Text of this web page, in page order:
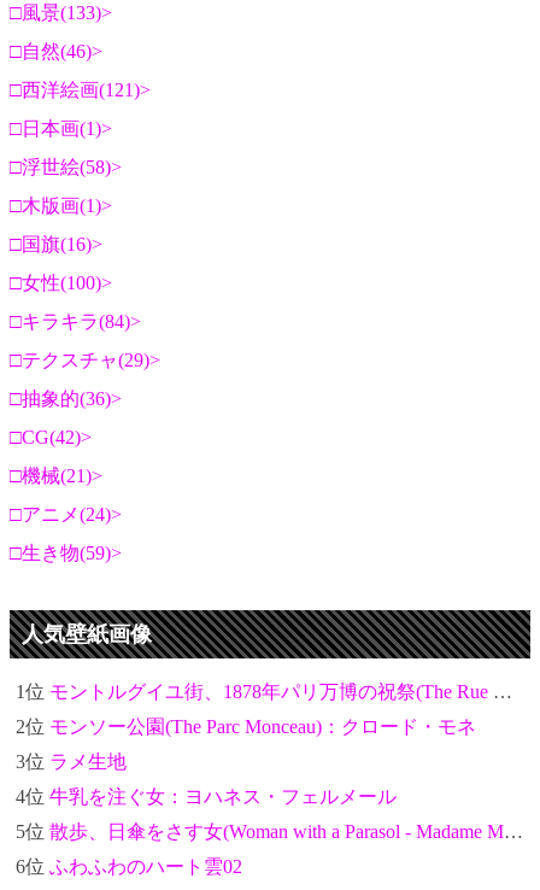
風景(133)
自然(46)
西洋絵画(121)
日本画(1)
浮世絵(58)
木版画(1)
国旗(16)
女性(100)
キラキラ(84)
テクスチャ(29)
抽象的(36)
CG(42)
機械(21)
アニメ(24)
生き物(59)
人気壁紙画像
1位 モントルグイユ街、1878年パリ万博の祝祭(The Rue Montorgueil in Paris. Celebration of June 30, 1878)：クロード・モネ
2位 モンソー公園(The Parc Monceau)：クロード・モネ
3位 ラメ生地
4位 牛乳を注ぐ女：ヨハネス・フェルメール
5位 散歩、日傘をさす女(Woman with a Parasol - Madame Monet and Her Son)：クロード・モネ
6位 ふわふわのハート雲02